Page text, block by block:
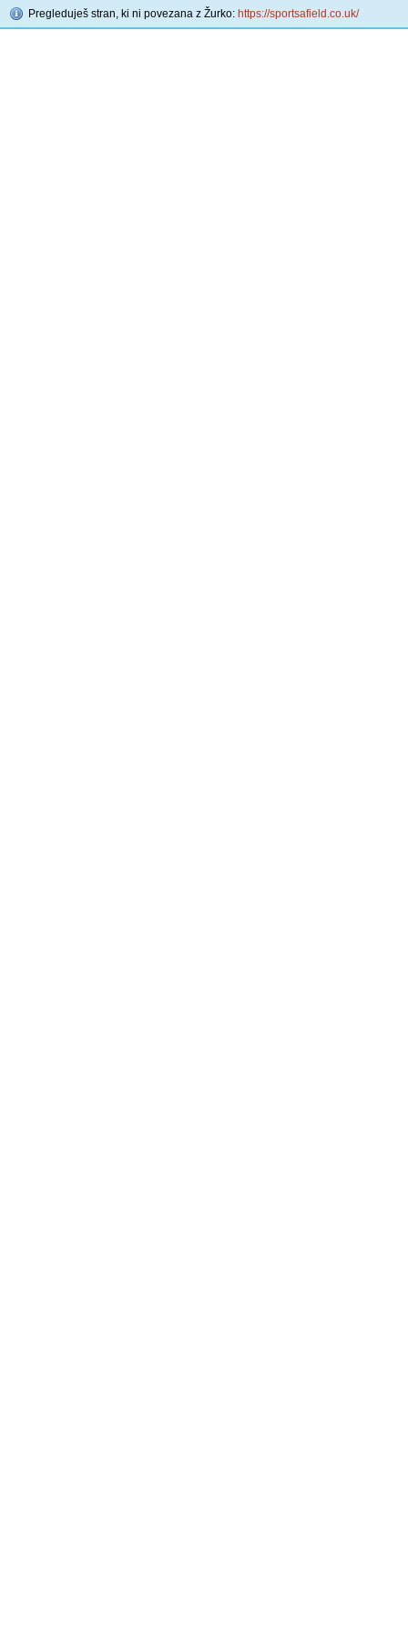
Pregleduješ stran, ki ni povezana z Žurko: https://sportsafield.co.uk/